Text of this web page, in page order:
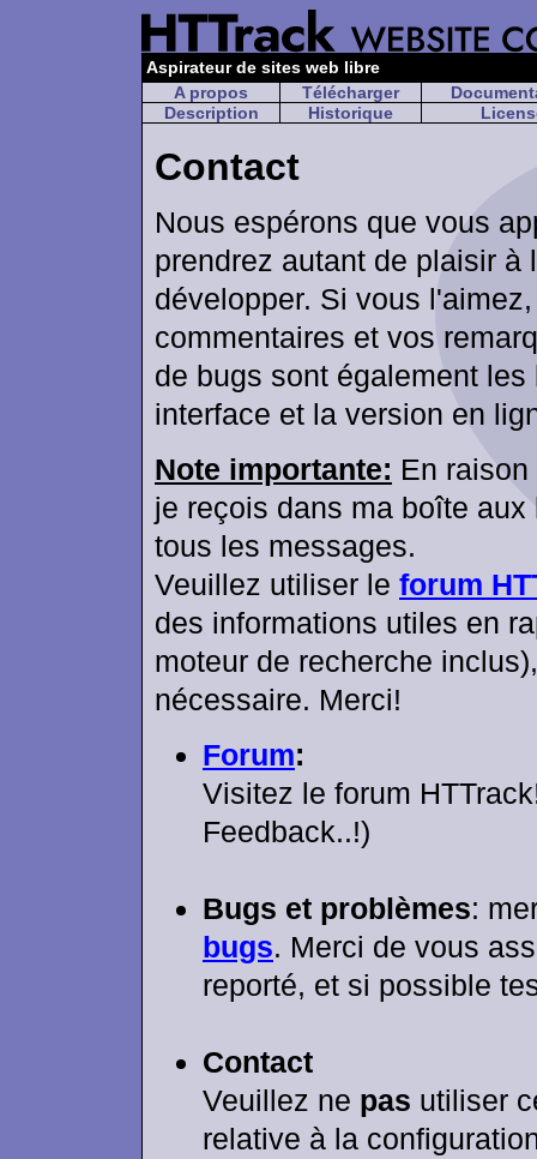
Aspirateur de sites web libre
A propos
Télécharger
Description
Historique
Contact
Nous espérons que vous
prendrez autant de plaisir
développer. Si vous
commentaires et vos
de bugs sont également
interface et la version en
Note importante: En
je reçois dans ma boîte
tous les messages.
Veuillez utiliser le forum
des informations utiles en
moteur de recherche
nécessaire. Merci!
Forum:
Visitez le forum
Feedback..!)
Bugs et problèmes:
bugs. Merci de vous
reporté, et si possible
Contact
Veuillez ne pas utiliser
relative à la